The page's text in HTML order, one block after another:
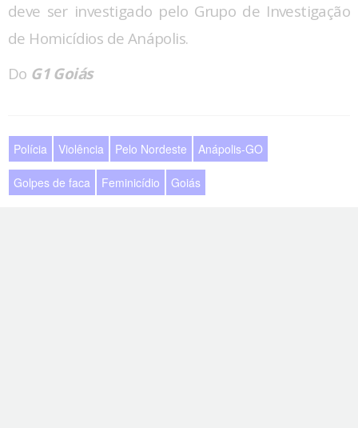
deve ser investigado pelo Grupo de Investigação
de Homicídios de Anápolis.
Do G1 Goiás
Polícia Violência Pelo Nordeste Anápolis-GO
Golpes de faca Feminicídio Goiás